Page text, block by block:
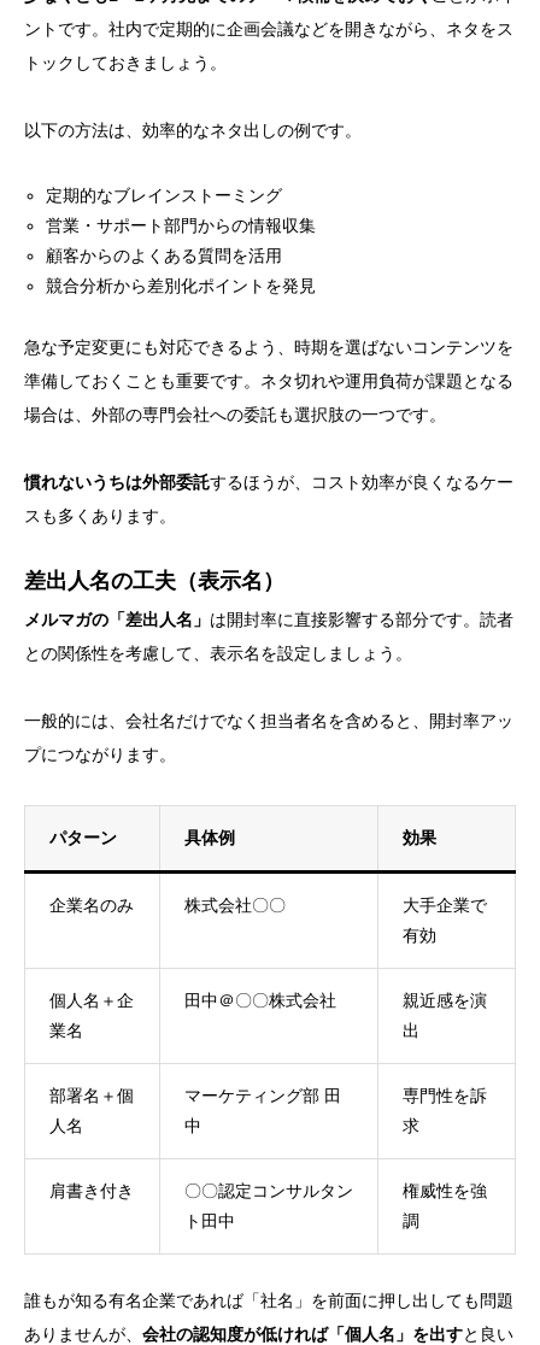
ントです。社内で定期的に企画会議などを開きながら、ネタをス
トックしておきましょう。
以下の方法は、効率的なネタ出しの例です。
定期的なブレインストーミング
営業・サポート部門からの情報収集
顧客からのよくある質問を活用
競合分析から差別化ポイントを発見
急な予定変更にも対応できるよう、時期を選ばないコンテンツを
準備しておくことも重要です。ネタ切れや運用負荷が課題となる
場合は、外部の専門会社への委託も選択肢の一つです。
慣れないうちは外部委託するほうが、コスト効率が良くなるケー
スも多くあります。
差出人名の工夫（表示名）
メルマガの「差出人名」 は開封率に直接影響する部分です。読者
との関係性を考慮して、表示名を設定しましょう。
一般的には、会社名だけでなく担当者名を含めると、開封率アッ
プにつながります。
パターン 具体例 効果
企業名のみ 株式会社〇〇
大手企業で
有効
個人名＋企
業名
田中＠〇〇株式会社
親近感を演
出
部署名＋個
人名
マーケティング部 田
中
専門性を訴
求
肩書き付き
〇〇認定コンサルタン
ト田中
権威性を強
調
誰もが知る有名企業であれば「社名」を前面に押し出しても問題
ありませんが、 会社の認知度が低ければ「個人名」を出すと良い